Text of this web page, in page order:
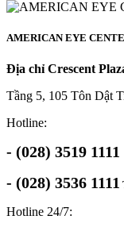
AMERICAN EYE
Địa chỉ Crescent
Tầng 5, 105 Tôn Dật
Hotline:
- (028) 3519 1111
- (028) 3536 1111
Hotline 24/7: